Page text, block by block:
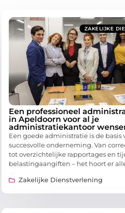
ZAKELIJKE
Een professioneel
in Apeldoorn voor al je
administratiekantoor
Een goede administratie is de basis
succesvolle onderneming. Van
tot overzichtelijke rapportages en
belastingaangiften – het hoort er
Zakelijke Dienstverlening